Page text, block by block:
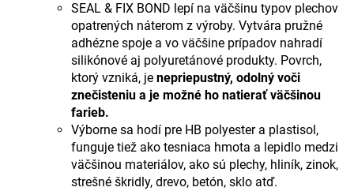
SEAL & FIX BOND lepí na väčšinu typov plechov
opatrených náterom z výroby. Vytvára pružné
adhézne spoje a vo väčšine prípadov nahradí
silikónové aj polyuretánové produkty. Povrch,
ktorý vzniká, je nepriepustný, odolný voči
znečisteniu a je možné ho natierať väčšinou
farieb.
Výborne sa hodí pre HB polyester a plastisol,
funguje tiež ako tesniaca hmota a lepidlo medzi
väčšinou materiálov, ako sú plechy, hliník, zinok,
strešné škridly, drevo, betón, sklo atď.